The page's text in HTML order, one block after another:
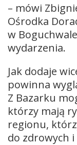
– mówi
Ośrodka
w
wydarzenia.
Jak dodaje
powinna
Z Bazarku
którzy mają
regionu,
do zdrowych